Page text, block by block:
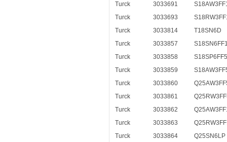
Turck
3033691
Turck
3033693
Turck
3033814
T18SN6D
Turck
3033857
Turck
3033858
Turck
3033859
Turck
3033860
Turck
3033861
Turck
3033862
Turck
3033863
Turck
3033864
Q25SN6LP